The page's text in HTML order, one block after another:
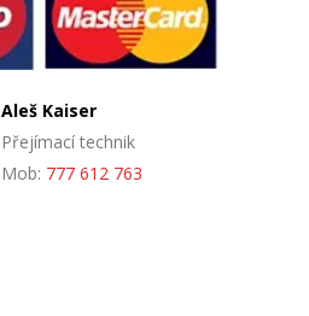
Aleš Kaiser
Přejímací technik
Mob: 777 612 763